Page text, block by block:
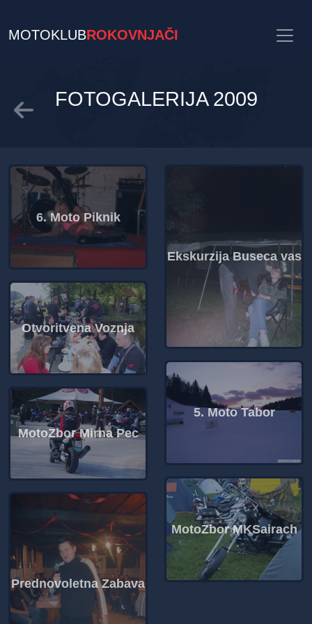
MOTOKLUBROKOVNJAČI
FOTOGALERIJA 2009
6. Moto Piknik
Ekskurzija Buseca vas
Otvoritvena Voznja
5. Moto Tabor
MotoZbor Mirna Pec
MotoZbor MKSairach
Prednovoletna Zabava